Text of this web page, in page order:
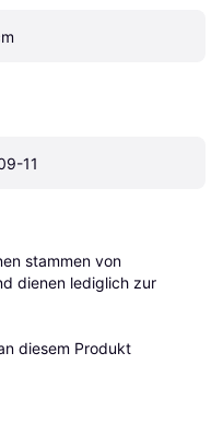
11
stammen von
dienen lediglich zur
diesem Produkt